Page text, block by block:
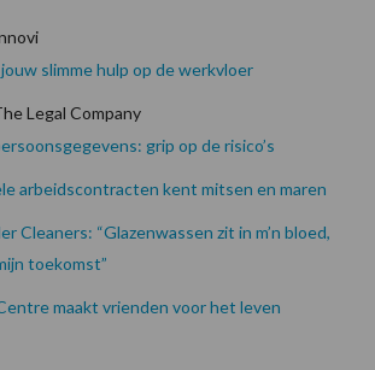
slimme hulp op de werkvloer
Legal Company
grip op de risico’s
arbeidscontracten kent mitsen en maren
Cleaners: “Glazenwassen zit in m’n bloed,
toekomst”
maakt vrienden voor het leven